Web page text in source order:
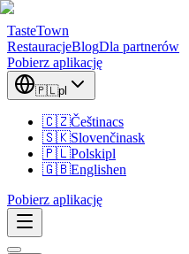
TasteTown
RestauracjeBlogDla partnerów
Pobierz aplikację
🇵🇱pl
🇨🇿Češtinacs
🇸🇰Slovenčinask
🇵🇱Polskipl
🇬🇧Englishen
Pobierz aplikację